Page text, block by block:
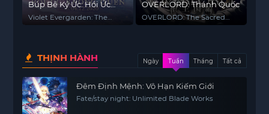
Búp Bê Ký Ức: Hồi Ức
Không Quên
Violet Evergarden: The
OVERLORD: Thánh Quốc
OVERLORD: The Sacred
THỊNH HÀNH Ngày Tuần Tháng Tất cả
Đêm Định Mệnh: Vô Hạn Kiếm Giới
Fate/stay night: Unlimited Blade Works